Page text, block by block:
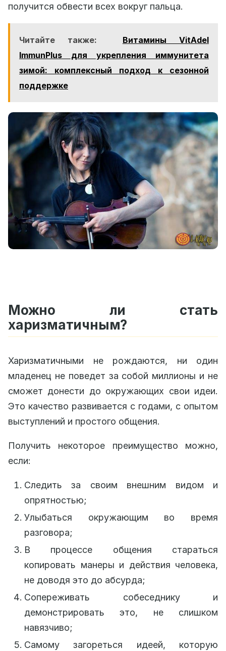
получится обвести всех вокруг пальца.
Читайте также:
Витамины VitAdel
ImmunPlus для укрепления иммунитета
зимой: комплексный подход к сезонной
поддержке
Можно ли стать
харизматичным?
Харизматичными не рождаются, ни один
младенец не поведет за собой миллионы и не
сможет донести до окружающих свои идеи.
Это качество развивается с годами, с опытом
выступлений и простого общения.
Получить некоторое преимущество можно,
если:
Следить за своим внешним видом и
опрятностью;
Улыбаться окружающим во время
разговора;
В процессе общения стараться
копировать манеры и действия человека,
не доводя это до абсурда;
Сопереживать собеседнику и
демонстрировать это, не слишком
навязчиво;
Самому загореться идеей, которую